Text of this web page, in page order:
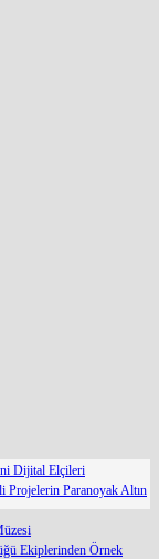
Dijital Elçileri
Paranoyak Altın
Ekiplerinden Örnek